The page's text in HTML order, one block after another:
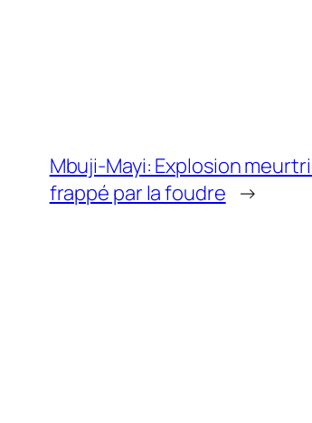
Mbuji-Mayi: Explosion
frappé par la foudre →